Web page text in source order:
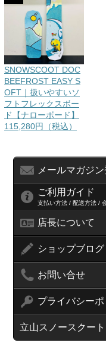
SNOWSCOOT DOC
BEEFROST EASY S
OFT｜扱いやすいソ
フトフレックスボー
ド【ナローボード】
115,280円（税込）
メールマガジ
ご利用ガイド
支払い方法 / 配送方法 /
店長について
ショップブログ
お問い合せ
プライバシー
立山スノースクー